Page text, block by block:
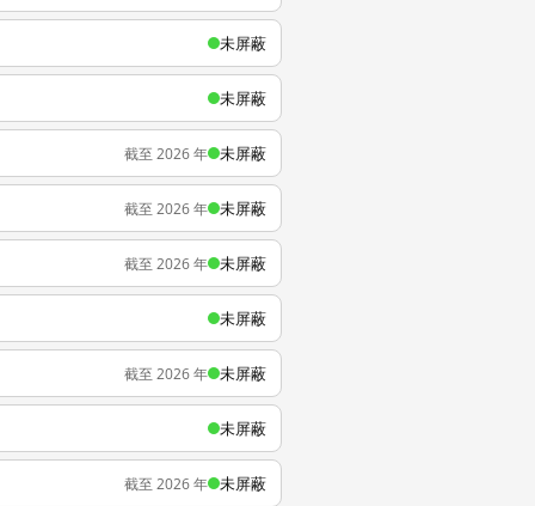
未屏蔽
未屏蔽
截至 2026 年 未屏蔽
截至 2026 年 未屏蔽
截至 2026 年 未屏蔽
未屏蔽
截至 2026 年 未屏蔽
未屏蔽
截至 2026 年 未屏蔽